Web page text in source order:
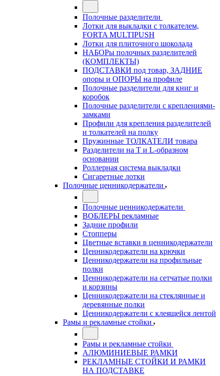
Полочные разделители
Лотки для выкладки с толкателем,
FORTA MULTIPUSH
Лотки для плиточного шоколада
НАБОРы полочных разделителей
(КОМПЛЕКТЫ)
ПОДСТАВКИ под товар, ЗАДНИЕ
опоры и ОПОРЫ на профиле
Полочные разделители для книг и
коробок
Полочные разделители с креплениями-
замками
Профили для крепления разделителей
и толкателей на полку
Пружинные ТОЛКАТЕЛИ товара
Разделители на Т и L-образном
основании
Роллерная система выкладки
Сигаретные лотки
Полочные ценникодержатели
Полочные ценникодержатели
ВОБЛЕРЫ рекламные
Задние профили
Стопперы
Цветные вставки в ценникодержатели
Ценникодержатели на крючки
Ценникодержатели на профильные
полки
Ценникодержатели на сетчатые полки
и корзины
Ценникодержатели на стеклянные и
деревянные полки
Ценникодержатели с клеящейся лентой
Рамы и рекламные стойки
Рамы и рекламные стойки
АЛЮМИНИЕВЫЕ РАМКИ
РЕКЛАМНЫЕ СТОЙКИ И РАМКИ
НА ПОДСТАВКЕ